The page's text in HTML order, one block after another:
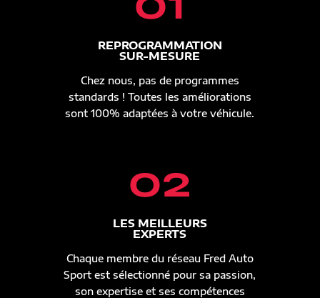
REPROGRAMMATION
SUR-MESURE
Chez nous, pas de programmes
standards ! Toutes les améliorations
sont 100% adaptées à votre véhicule.
02
LES MEILLEURS
EXPERTS
Chaque membre du réseau Fred Auto
Sport est sélectionné pour sa passion,
son expertise et ses compétences